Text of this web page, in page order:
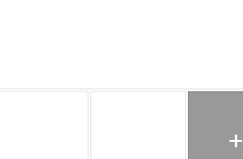
+